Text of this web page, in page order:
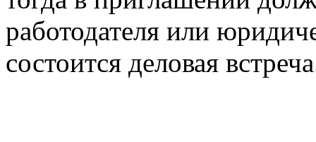
работодателя или
состоится деловая